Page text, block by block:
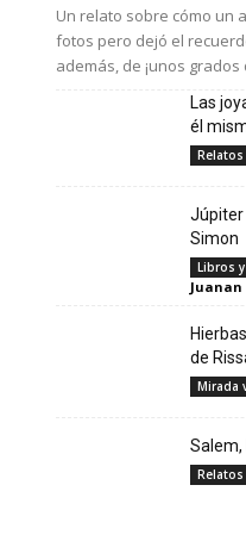
Un relato sobre cómo un
fotos pero dejó el
además, de ¡unos
Las
él
Relatos
Júpiter
Simon
Libros
de
Mirada
Salem,
Relatos